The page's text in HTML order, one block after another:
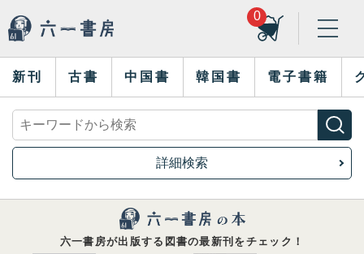
0
新刊 古書 中国書 韓国書 電子書籍
詳細検索
六一書房が出版する図書の最新刊をチェック！